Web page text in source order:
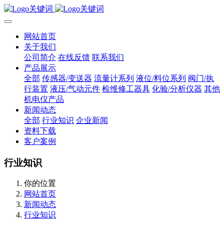
网站首页
关于我们
公司简介 在线反馈 联系我们
产品展示
全部 传感器/变送器 流量计系列 液位/料位系列 阀门/执
行装置 液压/气动元件 检维修工器具 化验/分析仪器 其他
机电仪产品
新闻动态
全部 行业知识 企业新闻
资料下载
客户案例
行业知识
你的位置
网站首页
新闻动态
行业知识